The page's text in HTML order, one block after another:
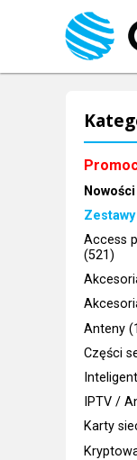
Nowości
Access
(521)
Anteny
Części
IPTV /
Karty